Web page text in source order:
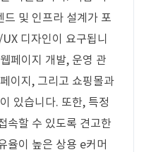
및 인프라 설계가 포
디자인이 요구됩니
페이지 개발, 운영 관
이지, 그리고 쇼핑몰과
있습니다. 또한, 특정
속할 수 있도록 견고한
율이 높은 상용 e커머